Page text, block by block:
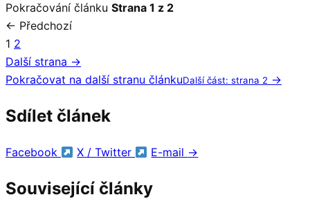
Pokračování článku Strana 1 z 2
← Předchozí
1 2
Další strana →
Pokračovat na další stranu článkuDalší část: strana 2 →
Sdílet článek
Facebook X / Twitter E-mail →
Související články